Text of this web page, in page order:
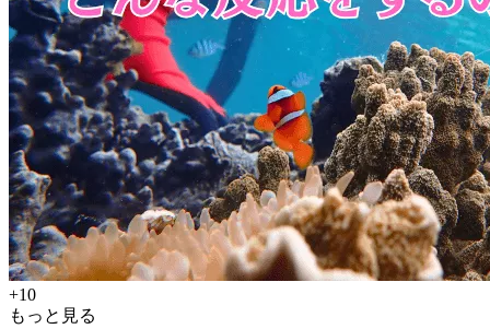
+10
もっと見る